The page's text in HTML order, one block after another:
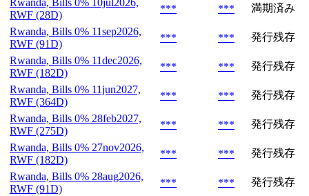
Rwanda, Bills 0% 10jul2026,
RWF (28D)
*** ***
満期済み
Rwanda, Bills 0% 11sep2026,
RWF (91D)
*** ***
発行残存
Rwanda, Bills 0% 11dec2026,
RWF (182D)
*** ***
発行残存
Rwanda, Bills 0% 11jun2027,
RWF (364D)
*** ***
発行残存
Rwanda, Bills 0% 28feb2027,
RWF (275D)
*** ***
発行残存
Rwanda, Bills 0% 27nov2026,
RWF (182D)
*** ***
発行残存
Rwanda, Bills 0% 28aug2026,
RWF (91D)
*** ***
発行残存